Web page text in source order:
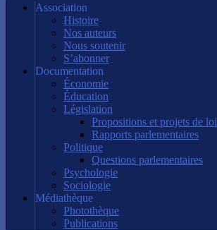
Association
Histoire
Nos auteurs
Nous soutenir
S’abonner
Documentation
Économie
Éducation
Législation
Propositions et projets de loi
Rapports parlementaires
Politique
Questions parlementaires
Psychologie
Sociologie
Médiathèque
Photothèque
Publications